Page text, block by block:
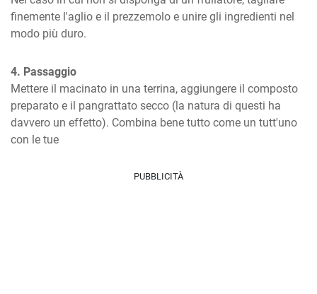
finemente l'aglio e il prezzemolo e unire gli ingredienti nel
modo più duro.
4. Passaggio
Mettere il macinato in una terrina, aggiungere il composto
preparato e il pangrattato secco (la natura di questi ha
davvero un effetto). Combina bene tutto come un tutt'uno
con le tue
PUBBLICITÀ